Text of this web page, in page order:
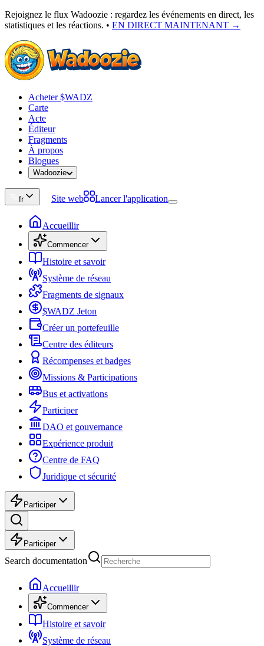
Rejoignez le flux Wadoozie : regardez les événements en direct, les
statistiques et les réactions. • EN DIRECT MAINTENANT →
Acheter $WADZ
Carte
Acte
Éditeur
Fragments
À propos
Blogues
Wadoozie
fr Site web Lancer l'application
Accueillir
Commencer
Histoire et savoir
Système de réseau
Fragments de signaux
$WADZ Jeton
Créer un portefeuille
Centre des éditeurs
Récompenses et badges
Missions & Participations
Bus et activations
Participer
DAO et gouvernance
Expérience produit
Centre de FAQ
Juridique et sécurité
Participer
Participer
Search documentation
Accueillir
Commencer
Histoire et savoir
Système de réseau